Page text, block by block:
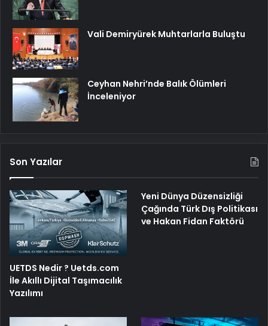
Vali Demiryürek Muhtarlarla Buluştu
Ceyhan Nehri’nde Balık Ölümleri
İnceleniyor
Son Yazılar
UETDS Nedir ? Uetds.com
İle Akıllı Dijital Taşımacılık
Yazılımı
Yeni Dünya Düzensizliği
Çağında Türk Dış Politikası
ve Hakan Fidan Faktörü